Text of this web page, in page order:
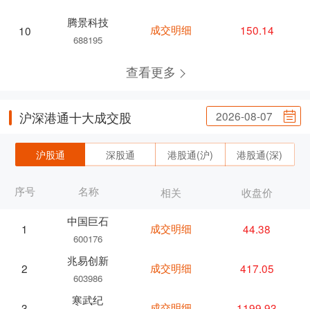
10
腾景科技
688195
成交明细 150.14
查看更多
沪深港通十大成交股 2026-08-07
沪股通 深股通 港股通(沪) 港股通(深)
序号 名称
1
中国巨石
600176
2
兆易创新
603986
寒武纪
相关 收盘价
成交明细 44.38
成交明细 417.05